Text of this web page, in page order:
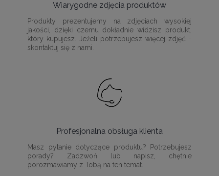
Wiarygodne zdjęcia produktów
Produkty prezentujemy na zdjęciach wysokiej
jakości, dzięki czemu dokładnie widzisz produkt,
który kupujesz. Jeżeli potrzebujesz więcej zdjęć -
skontaktuj się z nami.
Profesjonalna obsługa klienta
Masz pytanie dotyczące produktu? Potrzebujesz
porady? Zadzwoń lub napisz, chętnie
porozmawiamy z Tobą na ten temat.